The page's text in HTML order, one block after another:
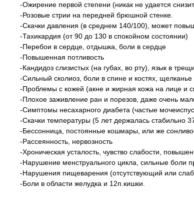
-Ожирение первой степени (никак не удается
-Розовые стрии на передней брюшной стенке.
-Скачки давления (в среднем 140/100), может
-Тахикардия (от 90 до 130 в спокойном состоянии)
-Перебои в сердце, отдышка, боли в сердце
-Повышенная потливость
-Кандидоз слизистых (на губах, во рту), язык в
-Сильный сколиоз, боли в спине и костях, щелканье
-Проблемы с кожей (акне и жирная кожа на лице и
-Плохое заживление ран и порезов, даже очень
-Симптомы несахарного диабета (частые
-Скачки температуры (5 лет держалась стабильно
-Бессонница, постоянные кошмары, или же
-Рассеянность, нервозность
-Хроническая усталость, чувство слабости,
-Нарушение менструального цикла, сильные боли
-Нарушения пищеварения (отсутствующий или
-Боли в области желудка и 12п.кишки.